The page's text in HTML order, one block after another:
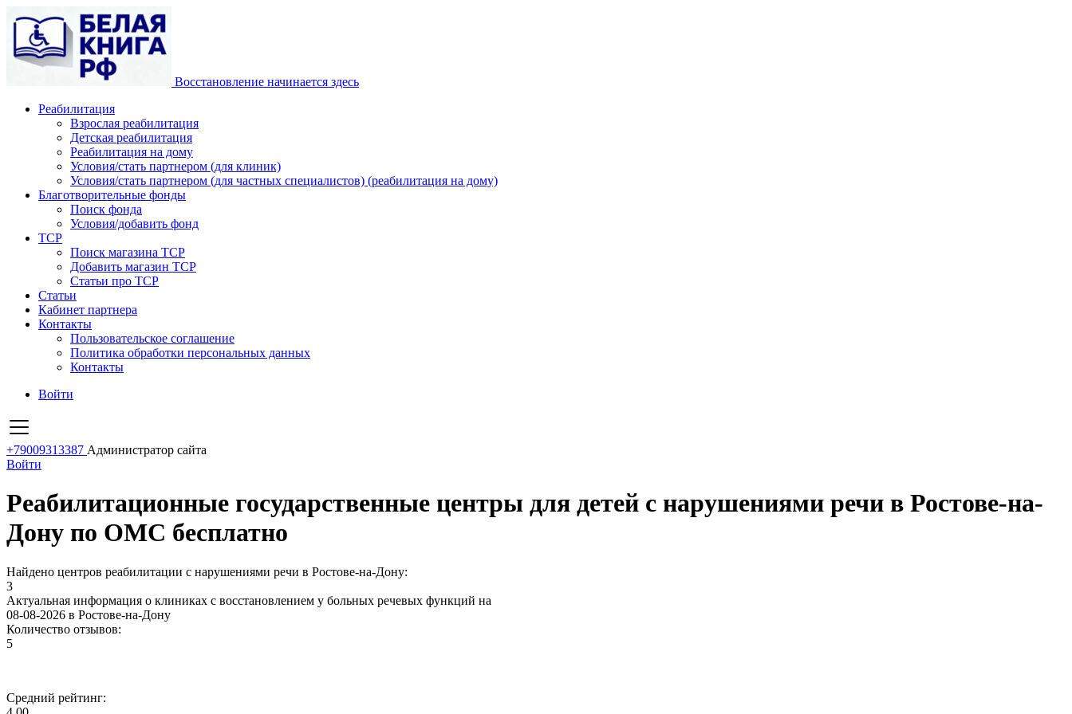
Восстановление начинается здесь
Реабилитация
Взрослая реабилитация
Детская реабилитация
Реабилитация на дому
Условия/стать партнером (для клиник)
Условия/стать партнером (для частных специалистов) (реабилитация на дому)
Благотворительные фонды
Поиск фонда
Условия/добавить фонд
ТСР
Поиск магазина ТСР
Добавить магазин ТСР
Статьи про ТСР
Статьи
Кабинет партнера
Контакты
Пользовательское соглашение
Политика обработки персональных данных
Контакты
Войти
+79009313387 Администратор сайта
Войти
Реабилитационные государственные центры для детей с нарушениями речи в Ростове-на-
Дону по ОМС бесплатно
Найдено центров реабилитации с нарушениями речи в Ростове-на-Дону:
3
Актуальная информация о клиниках с восстановлением у больных речевых функций на
08-08-2026 в Ростове-на-Дону
Количество отзывов:
5
Средний рейтинг: